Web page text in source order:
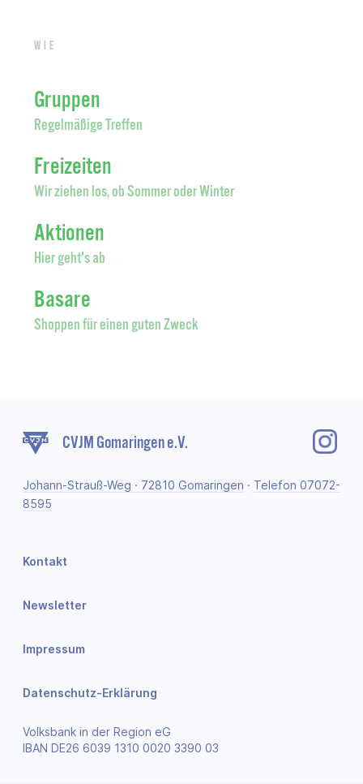
Wie
Gruppen
Regelmäßige Treffen
Freizeiten
Wir ziehen los, ob Sommer oder Winter
Aktionen
Hier geht's ab
Basare
Shoppen für einen guten Zweck
CVJM Gomaringen e.V.
Johann-Strauß-Weg · 72810 Gomaringen · Telefon 07072-
8595
Volksbank in der Region eG
IBAN DE26 6039 1310 0020 3390 03
Kontakt
Newsletter
Impressum
Datenschutz-Erklärung